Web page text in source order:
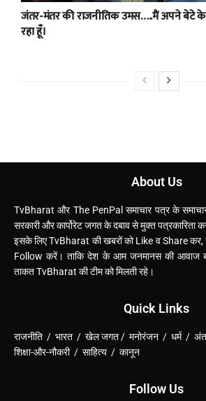
जंतर-मंतर की राजनीतिक उमस…..मैं अपने बेटे
रहा हूँ।
About Us
TvBharat और The PenPal समाचार पत्र के समाचारों
सरकारी और कार्पोरेट जगत के दबाव से मुक्त पत्रकारिता
इसके लिए TvBharat की खबरों को Like व Share कर,
Follow करें। ताकि देश के आम जनमानस की आवाज
ताकत TvBharat की टीम को मिलती रहे।
Quick Links
राजनीति / भारत / खेल जगत / मनोरंजन / धर्म /
शिक्षा-और-नौकरी / साहित्य / कानून
Follow Us